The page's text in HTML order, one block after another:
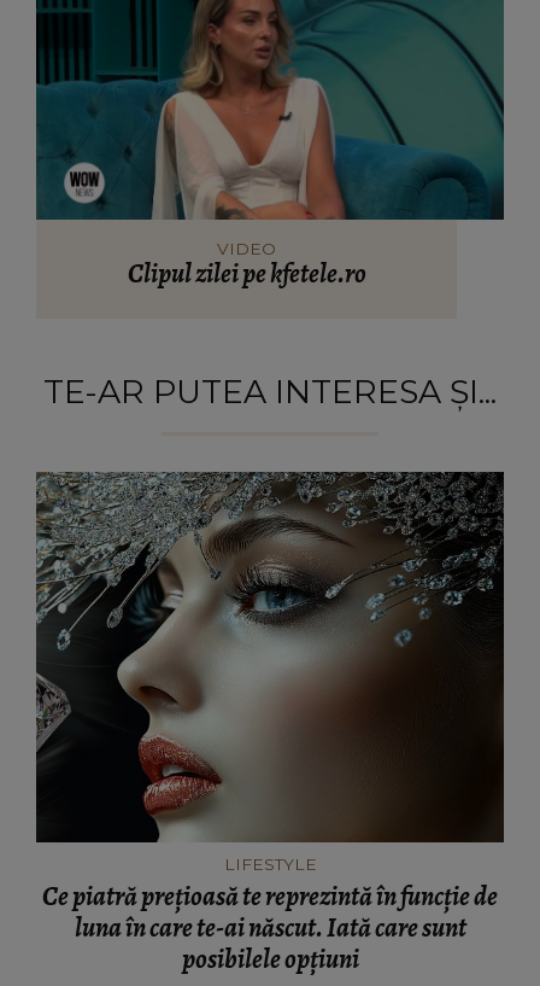
VIDEO
Clipul zilei pe kfetele.ro
TE-AR PUTEA INTERESA ȘI...
LIFESTYLE
Ce piatră prețioasă te reprezintă în funcție de
luna în care te-ai născut. Iată care sunt
posibilele opțiuni